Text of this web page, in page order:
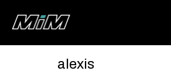
alexis